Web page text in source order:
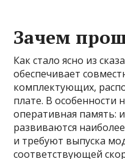
Зачем
Как стало ясно из
обеспечивает
комплектующих,
плате. В особенности
оперативная память:
развиваются
и требуют выпуска
соответствующей